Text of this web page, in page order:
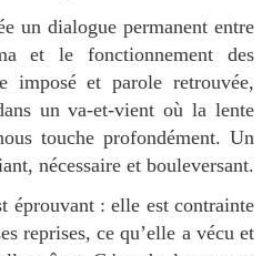
un dialogue permanent entre
et le fonctionnement des
imposé et parole retrouvée,
un va-et-vient où la lente
touche profondément. Un
nécessaire et bouleversant.
éprouvant : elle est contrainte
reprises, ce qu’elle a vécu et